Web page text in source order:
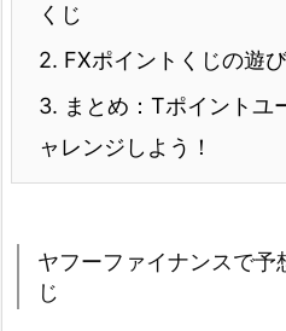
くじ
2. FXポイントくじの遊
3. まとめ：Tポイントユ
ャレンジしよう！
ヤフーファイナンスで予
じ